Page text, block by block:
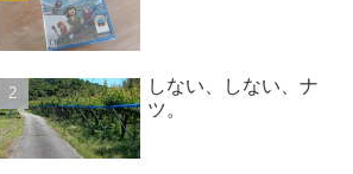
しない、しない、ナ
ツ。